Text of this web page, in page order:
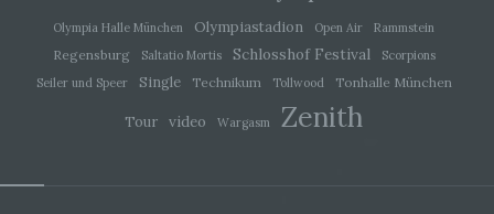
Olympia Halle München Olympiastadion Open Air Rammstein
Regensburg Saltatio Mortis Schlosshof Festival
Scorpions
Seiler und Speer
Single Technikum Tollwood Tonhalle München
Tour video Wargasm Zenith
j) Dritter
Dritter ist eine natürliche oder juristische Person,
Behörde, Einrichtung oder andere Stelle außer